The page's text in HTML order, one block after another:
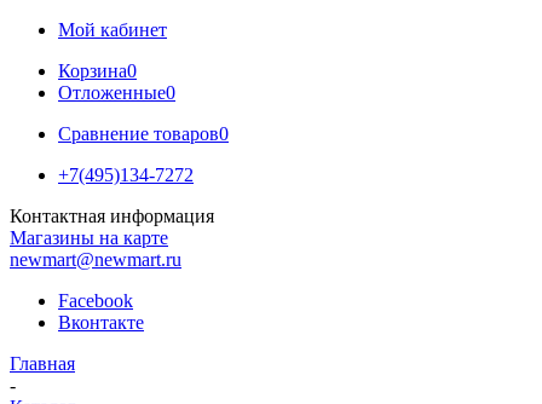
Мой кабинет
Корзина0
Отложенные0
Сравнение товаров0
+7(495)134-7272
Контактная информация
Магазины на карте
newmart@newmart.ru
Facebook
Вконтакте
Главная
-